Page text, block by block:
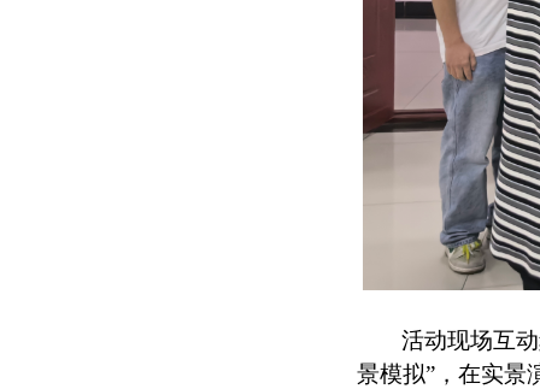
活动现场互
景模拟”，在实景